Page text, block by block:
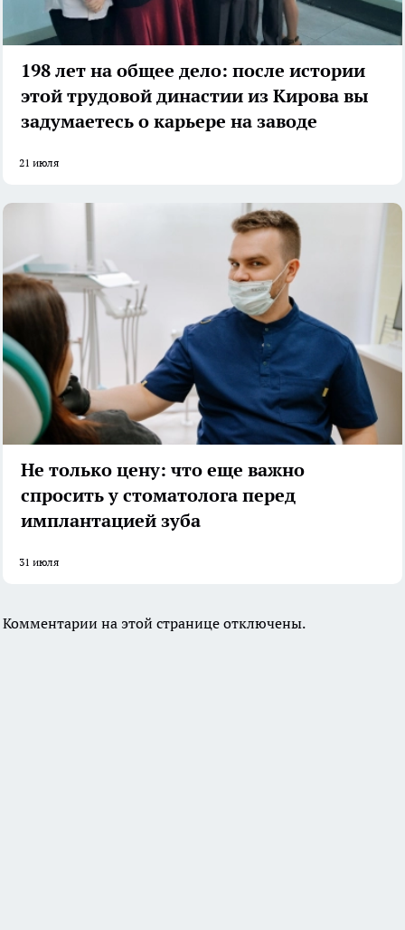
198 лет на общее дело: после истории
этой трудовой династии из Кирова вы
задумаетесь о карьере на заводе
21 июля
Не только цену: что еще важно
спросить у стоматолога перед
имплантацией зуба
31 июля
Комментарии на этой странице отключены.